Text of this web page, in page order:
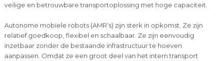
veilige en betrouwbare transportoplossing met hoge capaciteit.
Autonome mobiele robots (AMR’s) zijn sterk in opkomst. Ze zijn
relatief goedkoop, flexibel en schaalbaar. Ze zijn eenvoudig
inzetbaar zonder de bestaande infrastructuur te hoeven
aanpassen. Omdat ze een groot deel van het intern transport